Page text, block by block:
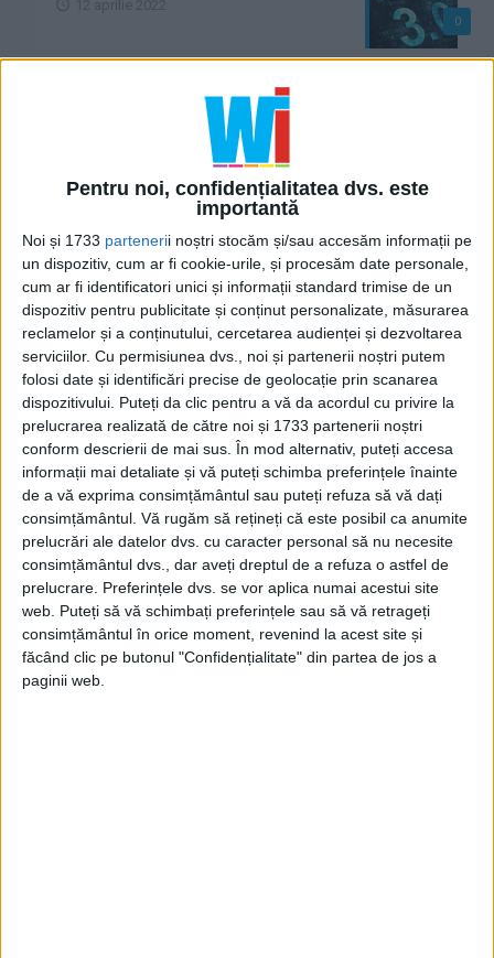
Pentru noi, confidențialitatea dvs. este
importantă
Noi și 1733 partenerii noștri stocăm și/sau accesăm informații pe
un dispozitiv, cum ar fi cookie-urile, și procesăm date personale,
cum ar fi identificatori unici și informații standard trimise de un
dispozitiv pentru publicitate și conținut personalizate, măsurarea
reclamelor și a conținutului, cercetarea audienței și dezvoltarea
serviciilor. Cu permisiunea dvs., noi și partenerii noștri putem
folosi date și identificări precise de geolocație prin scanarea
dispozitivului. Puteți da clic pentru a vă da acordul cu privire la
prelucrarea realizată de către noi și 1733 partenerii noștri
conform descrierii de mai sus. În mod alternativ, puteți accesa
informații mai detaliate și vă puteți schimba preferințele înainte
de a vă exprima consimțământul sau puteți refuza să vă dați
consimțământul. Vă rugăm să rețineți că este posibil ca anumite
prelucrări ale datelor dvs. cu caracter personal să nu necesite
consimțământul dvs., dar aveți dreptul de a refuza o astfel de
prelucrare. Preferințele dvs. se vor aplica numai acestui site
web. Puteți să vă schimbați preferințele sau să vă retrageți
consimțământul în orice moment, revenind la acest site și
făcând clic pe butonul "Confidențialitate" din partea de jos a
paginii web.
0
30 ianuarie 2020
0
Ce este frontend !?
28 ianuarie 2020
Ce este backend !?
28 ianuarie 2020
0
Ce este un framework !?
27 ianuarie 2020
Ce este un API (Application Programming
Interface) !?
24 ianuarie 2020
Ce este conținutul web (web content) !?